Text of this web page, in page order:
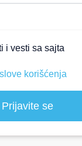
i vesti sa sajta
korišćenja
Prijavite se